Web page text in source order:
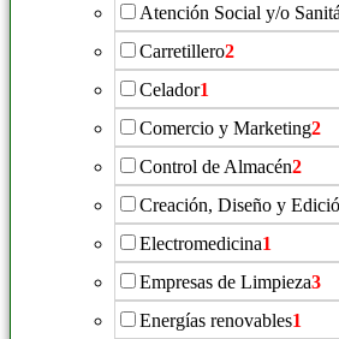
Atención Social y/o
Carretillero2
Celador1
Comercio y Marketing2
Control de Almacén2
Creación, Diseño y
Electromedicina1
Empresas de Limpieza3
Energías renovables1